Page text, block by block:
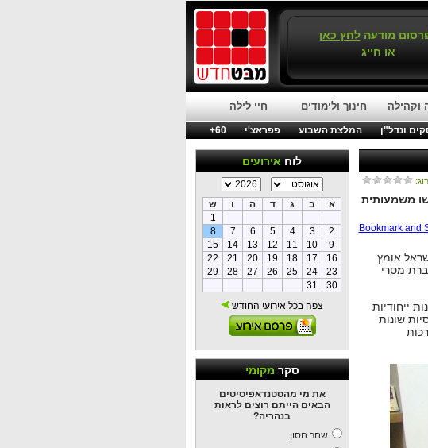
מודעהלחץ כאן
או חייג
וקהילה חינוך ולימודים חיי לילה
ונדל"ן המלצת השבוע פפראצ'י
60+
לוחאירועים
א ב ג ד ה ו
ש
1
2
3
4
5
6
7
8
9
10
11
12
13
14
15
16
17
18
19
20
21
22
23
24
25
26
27
28
29
30
31
צפה בכל אירועי החודש
סקרמקומי
את מי מהסטנדאפיסיטים
הבאים הייתם רוצים לראות
בנהריה?
שחר חסון
משמעותית
אומץ
מסרי
ייחודיות
בורסיות שונות